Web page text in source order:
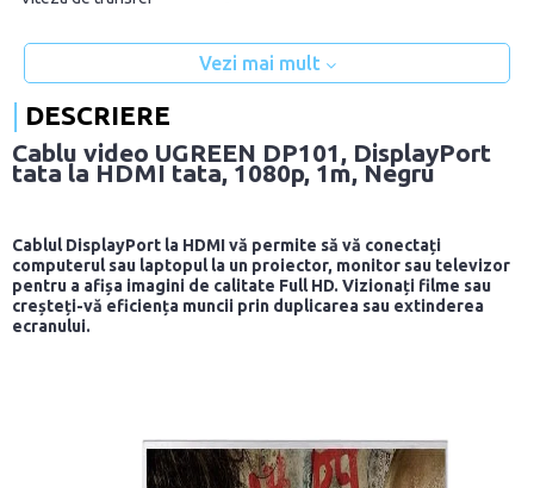
Vezi mai mult
DESCRIERE
Cablu video UGREEN DP101, DisplayPort
tata la HDMI tata, 1080p, 1m, Negru
Cablul DisplayPort la HDMI vă permite să vă conectați
computerul sau laptopul la un proiector, monitor sau televizor
pentru a afișa imagini de calitate Full HD. Vizionați filme sau
creșteți-vă eficiența muncii prin duplicarea sau extinderea
ecranului.